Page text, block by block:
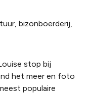
bizonboerderij,
stop bij
het meer en foto
populaire